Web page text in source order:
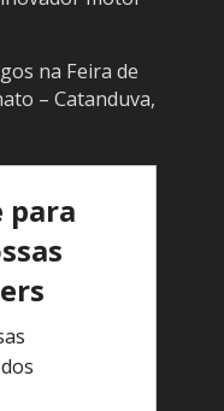
na Feira de
– Catanduva,